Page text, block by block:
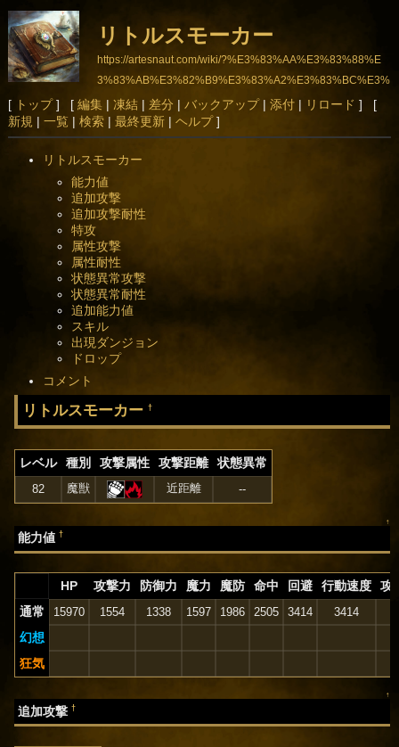
リトルスモーカー
https://artesnaut.com/wiki/?%E3%83%AA%E3%83%88%E
3%83%AB%E3%82%B9%E3%83%A2%E3%83%BC%E3%
82%AB%E3%83%BC
[ トップ] [ 編集| 凍結| 差分 | バックアップ| 添付| リロード ] [
新規 | 一覧 | 検索| 最終更新| ヘルプ]
リトルスモーカー
能力値
追加攻撃
追加攻撃耐性
特攻
属性攻撃
属性耐性
状態異常攻撃
状態異常耐性
追加能力値
スキル
出現ダンジョン
ドロップ
コメント
リトルスモーカー †
レベル 種別 攻撃属性 攻撃距離 状態異常
82 魔獣 近距離 --
↑
能力値†
HP 攻撃力 防御力 魔力 魔防 命中 回避 行動速度
攻
通常
15970 1554 1338 1597 1986 2505 3414 3414
幻想
狂気
↑
追加攻撃†